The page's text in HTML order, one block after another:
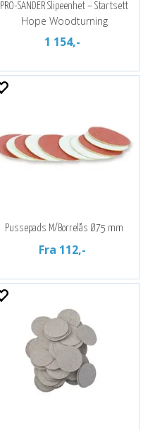
PRO-SANDER Slipeenhet – Startsett
Hope Woodturning
1 154,-
Pussepads M/Borrelås Ø75 mm
Fra 112,-